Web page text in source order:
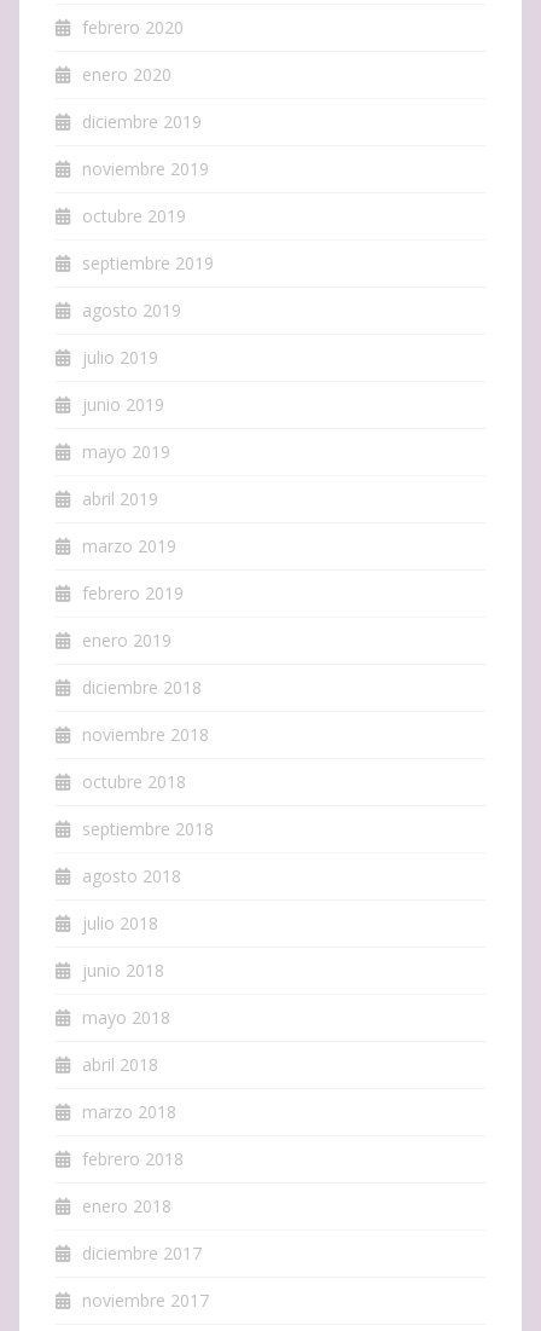
febrero 2020
enero 2020
diciembre 2019
noviembre 2019
octubre 2019
septiembre 2019
agosto 2019
julio 2019
junio 2019
mayo 2019
abril 2019
marzo 2019
febrero 2019
enero 2019
diciembre 2018
noviembre 2018
octubre 2018
septiembre 2018
agosto 2018
julio 2018
junio 2018
mayo 2018
abril 2018
marzo 2018
febrero 2018
enero 2018
diciembre 2017
noviembre 2017